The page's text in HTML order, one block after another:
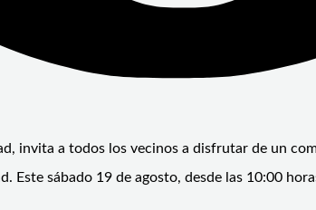
invita a todos los vecinos a disfrutar de un
Este sábado 19 de agosto, desde las 10:00